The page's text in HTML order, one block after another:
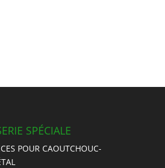
SPÉCIALE
POUR CAOUTCHOUC-